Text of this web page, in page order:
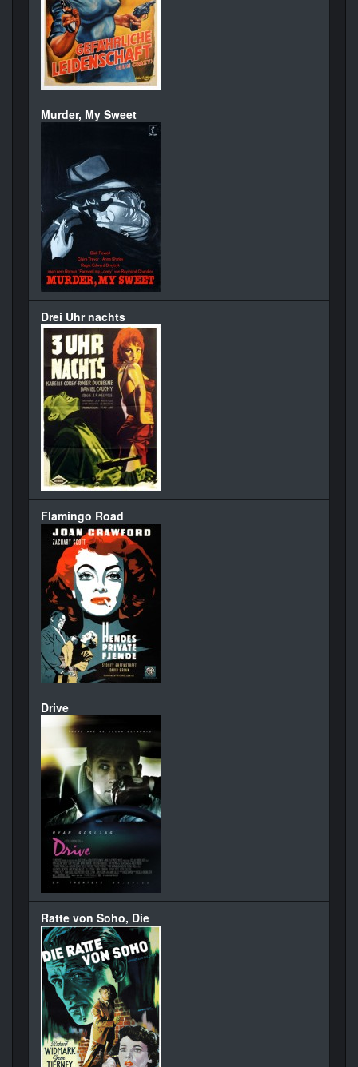
Murder, My Sweet
Drei Uhr nachts
Flamingo Road
Drive
Ratte von Soho, Die